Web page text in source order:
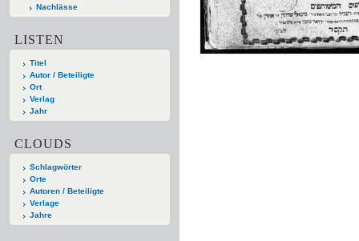
Nachlässe
LISTEN
Titel
Autor / Beteiligte
Ort
Verlag
Jahr
CLOUDS
Schlagwörter
Orte
Autoren / Beteiligte
Verlage
Jahre